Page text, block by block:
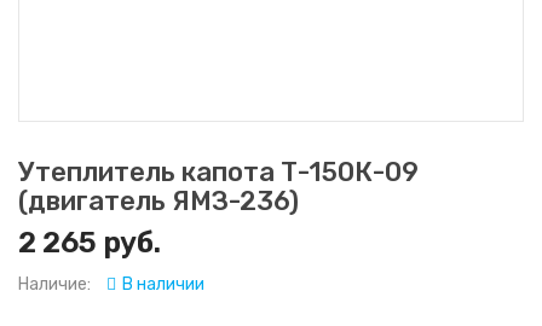
Утеплитель капота Т-150К-09
(двигатель ЯМЗ-236)
2 265 руб.
Наличие: В наличии